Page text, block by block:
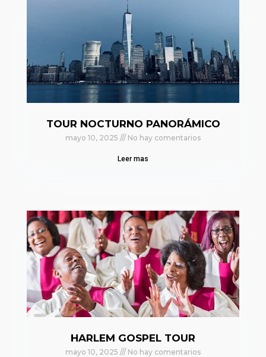
TOUR NOCTURNO PANORÁMICO
mayo 10, 2025 No hay comentarios
Leer mas
HARLEM GOSPEL TOUR
mayo 10, 2025 No hay comentarios